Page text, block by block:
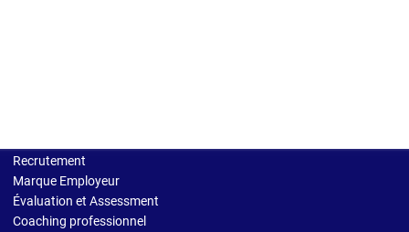
Recrutement
Marque Employeur
Évaluation et Assessment
Coaching professionnel